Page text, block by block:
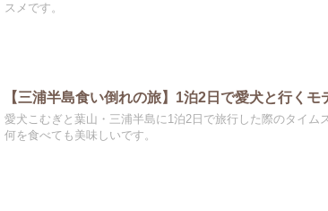
スメです。
【三浦半島食い倒れの旅】1泊2日で愛犬と行くモ
愛犬こむぎと葉山・三浦半島に1泊2日で旅行した際のタイム
何を食べても美味しいです。